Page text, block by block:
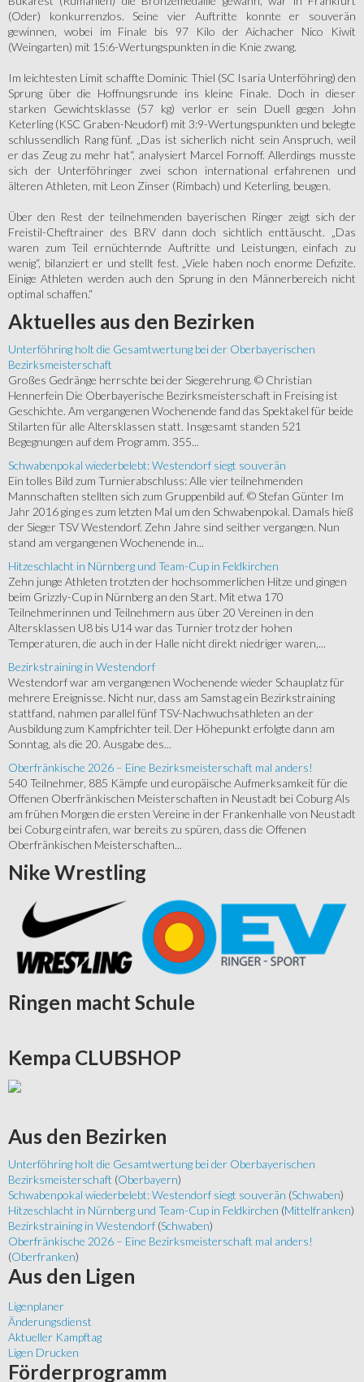
(Oder) konkurrenzlos. Seine vier Auftritte konnte er souverän
gewinnen, wobei im Finale bis 97 Kilo der Aichacher Nico Kiwit
(Weingarten) mit 15:6-Wertungspunkten in die Knie zwang.
Im leichtesten Limit schaffte Dominic Thiel (SC Isaria Unterföhring) den
Sprung über die Hoffnungsrunde ins kleine Finale. Doch in dieser
starken Gewichtsklasse (57 kg) verlor er sein Duell gegen John
Keterling (KSC Graben-Neudorf) mit 3:9-Wertungspunkten und belegte
schlussendlich Rang fünf. „Das ist sicherlich nicht sein Anspruch, weil
er das Zeug zu mehr hat“, analysiert Marcel Fornoff. Allerdings musste
sich der Unterföhringer zwei schon international erfahrenen und
älteren Athleten, mit Leon Zinser (Rimbach) und Keterling, beugen.
Über den Rest der teilnehmenden bayerischen Ringer zeigt sich der
Freistil-Cheftrainer des BRV dann doch sichtlich enttäuscht. „Das
waren zum Teil ernüchternde Auftritte und Leistungen, einfach zu
wenig“, bilanziert er und stellt fest. „Viele haben noch enorme Defizite.
Einige Athleten werden auch den Sprung in den Männerbereich nicht
optimal schaffen.“
Aktuelles aus den Bezirken
Unterföhring holt die Gesamtwertung bei der Oberbayerischen
Bezirksmeisterschaft
Großes Gedränge herrschte bei der Siegerehrung. © Christian
Hennerfein Die Oberbayerische Bezirksmeisterschaft in Freising ist
Geschichte. Am vergangenen Wochenende fand das Spektakel für beide
Stilarten für alle Altersklassen statt. Insgesamt standen 521
Begegnungen auf dem Programm. 355...
Schwabenpokal wiederbelebt: Westendorf siegt souverän
Ein tolles Bild zum Turnierabschluss: Alle vier teilnehmenden
Mannschaften stellten sich zum Gruppenbild auf. © Stefan Günter Im
Jahr 2016 ging es zum letzten Mal um den Schwabenpokal. Damals hieß
der Sieger TSV Westendorf. Zehn Jahre sind seither vergangen. Nun
stand am vergangenen Wochenende in...
Hitzeschlacht in Nürnberg und Team-Cup in Feldkirchen
Zehn junge Athleten trotzten der hochsommerlichen Hitze und gingen
beim Grizzly-Cup in Nürnberg an den Start. Mit etwa 170
Teilnehmerinnen und Teilnehmern aus über 20 Vereinen in den
Altersklassen U8 bis U14 war das Turnier trotz der hohen
Temperaturen, die auch in der Halle nicht direkt niedriger waren,...
Bezirkstraining in Westendorf
Westendorf war am vergangenen Wochenende wieder Schauplatz für
mehrere Ereignisse. Nicht nur, dass am Samstag ein Bezirkstraining
stattfand, nahmen parallel fünf TSV-Nachwuchsathleten an der
Ausbildung zum Kampfrichter teil. Der Höhepunkt erfolgte dann am
Sonntag, als die 20. Ausgabe des...
Oberfränkische 2026 – Eine Bezirksmeisterschaft mal anders!
540 Teilnehmer, 885 Kämpfe und europäische Aufmerksamkeit für die
Offenen Oberfränkischen Meisterschaften in Neustadt bei Coburg Als
am frühen Morgen die ersten Vereine in der Frankenhalle von Neustadt
bei Coburg eintrafen, war bereits zu spüren, dass die Offenen
Oberfränkischen Meisterschaften...
Nike Wrestling
Ringen macht Schule
Kempa CLUBSHOP
Aus den Bezirken
Unterföhring holt die Gesamtwertung bei der Oberbayerischen
Bezirksmeisterschaft (Oberbayern)
Schwabenpokal wiederbelebt: Westendorf siegt souverän (Schwaben)
Hitzeschlacht in Nürnberg und Team-Cup in Feldkirchen (Mittelfranken)
Bezirkstraining in Westendorf (Schwaben)
Oberfränkische 2026 – Eine Bezirksmeisterschaft mal anders!
(Oberfranken)
Aus den Ligen
Ligenplaner
Änderungsdienst
Aktueller Kampftag
Ligen Drucken
Förderprogramm